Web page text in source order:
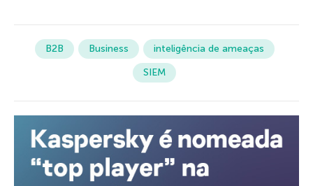
B2B Business
inteligência de ameaças
SIEM